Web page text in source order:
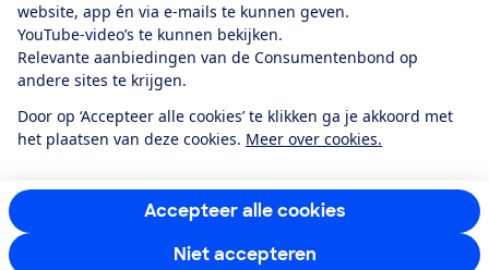
website, app én via e-mails te kunnen geven.
YouTube-video’s te kunnen bekijken.
Relevante aanbiedingen van de Consumentenbond op
andere sites te krijgen.
Door op ‘Accepteer alle cookies’ te klikken ga je akkoord met
het plaatsen van deze cookies. Meer over cookies.
Accepteer alle cookies
Niet accepteren
Algemene Voorwaarden
Privacyverklaring
Cookiebeleid
Privacyvoorkeuren
Toegankelijkheid
RSS-feed nieuws
Facebook
TwitterInstagram
YoutubeLinkedIn
12.901consumentenbeoordelen de Consumentenbondmet gemiddeld